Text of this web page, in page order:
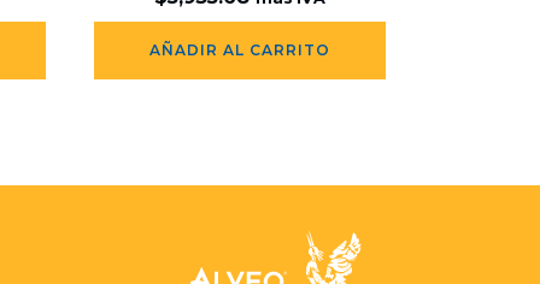
AÑADIR AL CARRITO